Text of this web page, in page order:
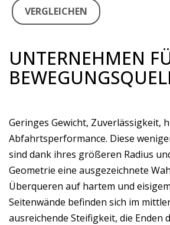
VERGLEICHEN
UNTERNEHMEN
Geringes Gewicht, Zuverlässigkeit,
Abfahrtsperformance. Diese
sind dank ihres größeren Radius
Geometrie eine ausgezeichnete
Überqueren auf hartem und
Seitenwände befinden sich im
ausreichende Steifigkeit, die Enden